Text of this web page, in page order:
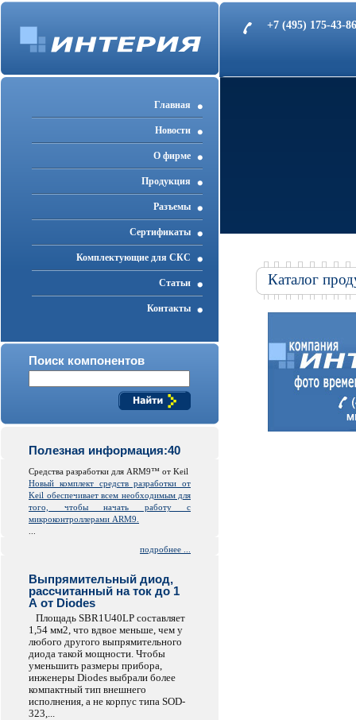
+7 (495) 175-43-
Главная
Новости
О фирме
Продукция
Разъемы
Cертификаты
Комплектующие для СКС
Статьи
Контакты
Поиск компонентов
Полезная информация:40
Средства разработки для ARM9™ от Keil
Новый комплект средств разработки от
Keil обеспечивает всем необходимым для
того, чтобы начать работу с
микроконтроллерами ARM9.
подробнее ...
Выпрямительный диод,
рассчитанный на ток до 1
А от Diodes
Площадь SBR1U40LP составляет
1,54 мм2, что вдвое меньше, чем у
любого другого выпрямительного
диода такой мощности. Чтобы
уменьшить размеры прибора,
инженеры Diodes выбрали более
компактный тип внешнего
исполнения, а не корпус типа SOD-
323,...
Каталог